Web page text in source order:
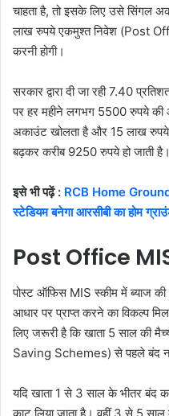
चाहता है, तो इसके लिए उसे सिंगल
लाख रुपये एकमुश्त निवेश (Post
करनी होगी।
सरकार द्वारा दी जा रही 7.40
पर हर महीने लगभग 5500 रुपये की
अकाउंट खोलता है और 15 लाख
बढ़कर करीब 9250 रुपये हो जाती है।
इसे भी पढ़ें : RCB Home Ground :
स्टेडियम बनेगा आरसीबी का होम
Post Office
पोस्ट ऑफिस MIS स्कीम में ब्याज की
आधार पर प्राप्त करने का विकल्प
लिए जरूरी है कि खाता 5 साल की
Saving Schemes) से पहले बंद न
यदि खाता 1 से 3 साल के भीतर बंद